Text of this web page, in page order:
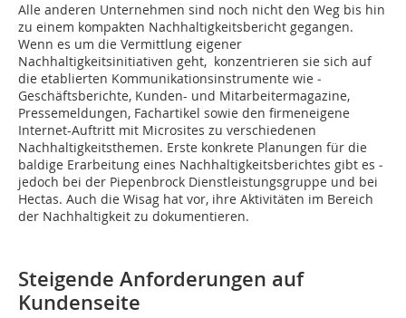
Alle anderen Unternehmen sind noch nicht den Weg bis hin
zu einem kompakten Nachhaltigkeitsbericht gegangen.
Wenn es um die Vermittlung eigener
Nachhaltigkeitsinitiativen geht, konzentrieren sie sich auf
die etablierten Kommunikationsinstrumente wie ­
Geschäftsberichte, Kunden- und Mitarbeitermagazine,
Pressemeldungen, Fachartikel sowie den firmeneigene
Internet-Auftritt mit Microsites zu verschiedenen
Nachhaltigkeitsthemen. Erste konkrete Planungen für die
baldige Erarbeitung eines Nachhaltigkeitsberichtes gibt es ­
jedoch bei der Piepenbrock Dienstleistungsgruppe und bei
Hectas. Auch die Wisag hat vor, ihre Aktivitäten im Bereich
der Nachhaltigkeit zu dokumen­tieren.
Steigende Anforderungen auf
Kundenseite